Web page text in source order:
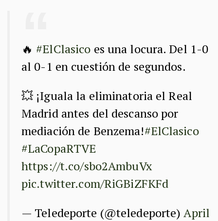
🔥 #ElClasico es una locura. Del 1-0
al 0-1 en cuestión de segundos.
💥 ¡Iguala la eliminatoria el Real
Madrid antes del descanso por
mediación de Benzema!#ElClasico
#LaCopaRTVE
https://t.co/sbo2AmbuVx
pic.twitter.com/RiGBiZFKFd
— Teledeporte (@teledeporte)April